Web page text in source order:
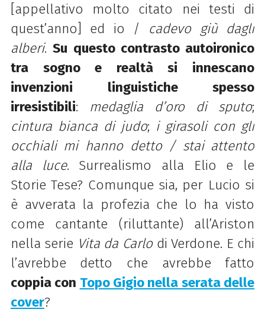
[appellativo molto citato nei testi di
quest’anno] ed io / cadevo giù dagli
alberi.Su questo contrasto autoironico
tra sogno e realtà si innescano
invenzioni linguistiche spesso
irresistibili: medaglia d’oro di sputo;
cintura bianca di judo; i girasoli con gli
occhiali mi hanno detto / stai attento
alla luce. Surrealismo alla Elio e le
Storie Tese? Comunque sia, per Lucio si
è avverata la profezia che lo ha visto
come cantante (riluttante) all’Ariston
nella serie Vita da Carlodi Verdone. E chi
l’avrebbe detto che avrebbe fatto
coppia con Topo Gigio nella serata delle
cover?